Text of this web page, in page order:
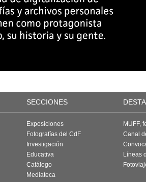
SECCIONES
Exposiciones
Fotografías del CdF
Investigación
Educativa
Catálogo
Mediateca
MUFF,
Canal
Líneas